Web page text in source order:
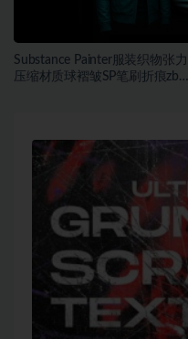
Substance Painter服装织物张力
压缩材质球褶皱SP笔刷折痕zb笔